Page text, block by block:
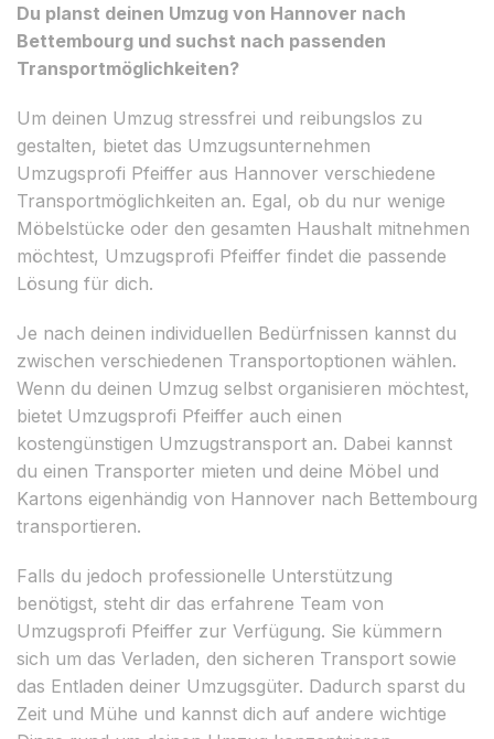
Du planst deinen Umzug von Hannover nach
Bettembourg und suchst nach passenden
Transportmöglichkeiten?
Um deinen Umzug stressfrei und reibungslos zu
gestalten, bietet das Umzugsunternehmen
Umzugsprofi Pfeiffer aus Hannover verschiedene
Transportmöglichkeiten an. Egal, ob du nur wenige
Möbelstücke oder den gesamten Haushalt mitnehmen
möchtest, Umzugsprofi Pfeiffer findet die passende
Lösung für dich.
Je nach deinen individuellen Bedürfnissen kannst du
zwischen verschiedenen Transportoptionen wählen.
Wenn du deinen Umzug selbst organisieren möchtest,
bietet Umzugsprofi Pfeiffer auch einen
kostengünstigen Umzugstransport an. Dabei kannst
du einen Transporter mieten und deine Möbel und
Kartons eigenhändig von Hannover nach Bettembourg
transportieren.
Falls du jedoch professionelle Unterstützung
benötigst, steht dir das erfahrene Team von
Umzugsprofi Pfeiffer zur Verfügung. Sie kümmern
sich um das Verladen, den sicheren Transport sowie
das Entladen deiner Umzugsgüter. Dadurch sparst du
Zeit und Mühe und kannst dich auf andere wichtige